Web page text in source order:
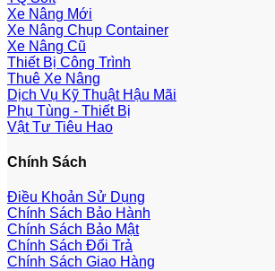
Xe Nâng Mới
Xe Nâng Chụp Container
Xe Nâng Cũ
Thiết Bị Công Trình
Thuê Xe Nâng
Dịch Vụ Kỹ Thuật Hậu Mãi
Phụ Tùng - Thiết Bị
Vật Tư Tiêu Hao
Chính Sách
Điều Khoản Sử Dụng
Chính Sách Bảo Hành
Chính Sách Bảo Mật
Chính Sách Đổi Trả
Chính Sách Giao Hàng